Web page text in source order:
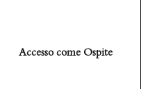
Accesso come Ospite